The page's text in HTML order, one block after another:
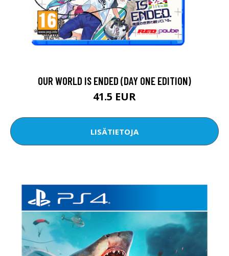
OUR WORLD IS ENDED (DAY ONE EDITION)
41.5 EUR
LISÄTIETOJA